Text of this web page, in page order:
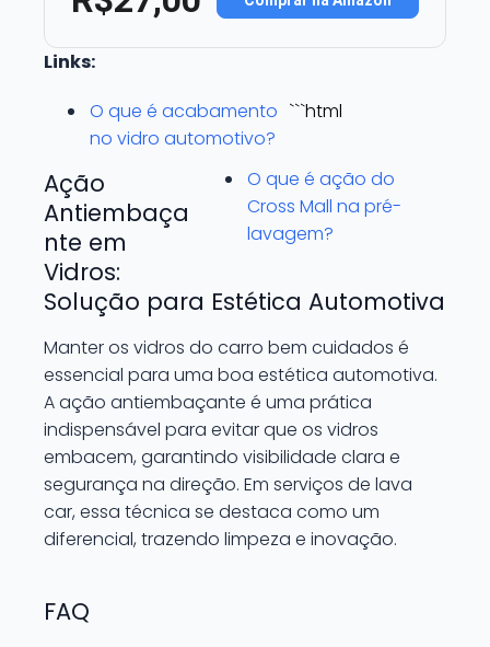
Links:
O que é acabamento
no vidro automotivo?
O que é ação do
Cross Mall na pré-
lavagem?
```html
Ação
Antiembaça
nte em
Vidros:
Solução para Estética Automotiva
Manter os vidros do carro bem cuidados é
essencial para uma boa estética automotiva.
A ação antiembaçante é uma prática
indispensável para evitar que os vidros
embacem, garantindo visibilidade clara e
segurança na direção. Em serviços de lava
car, essa técnica se destaca como um
diferencial, trazendo limpeza e inovação.
FAQ